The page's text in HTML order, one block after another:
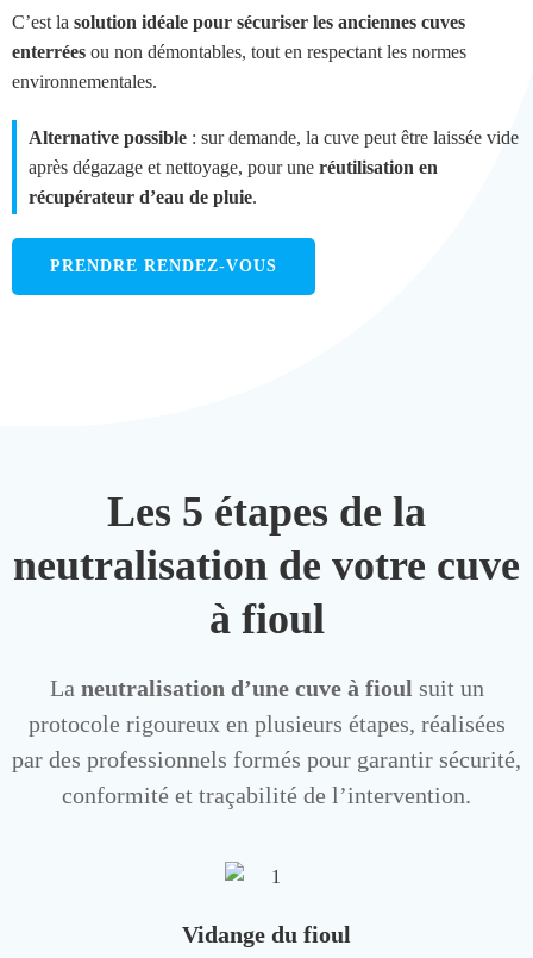
C’est la solution idéale pour sécuriser les anciennes cuves
enterrées ou non démontables, tout en respectant les normes
environnementales.
Alternative possible : sur demande, la cuve peut être laissée vide
après dégazage et nettoyage, pour une réutilisation en
récupérateur d’eau de pluie.
PRENDRE RENDEZ-VOUS
Les 5 étapes de la
neutralisation de votre cuve
à fioul
La neutralisation d’une cuve à fioul suit un
protocole rigoureux en plusieurs étapes, réalisées
par des professionnels formés pour garantir sécurité,
conformité et traçabilité de l’intervention.
Vidange du fioul